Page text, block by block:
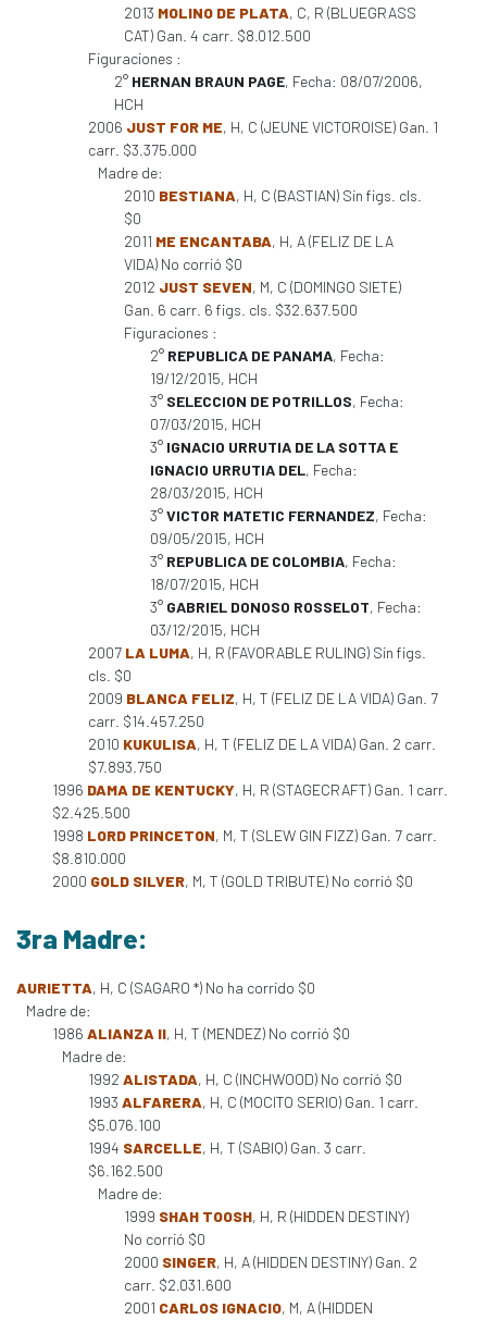
2013 MOLINO DE PLATA, C, R (BLUEGRASS
CAT) Gan. 4 carr. $8.012.500
Figuraciones :
2° HERNAN BRAUN PAGE, Fecha: 08/07/2006,
HCH
2006 JUST FOR ME, H, C (JEUNE VICTOROISE) Gan. 1
carr. $3.375.000
Madre de:
2010 BESTIANA, H, C (BASTIAN) Sin figs. cls.
$0
2011 ME ENCANTABA, H, A (FELIZ DE LA
VIDA) No corrió $0
2012 JUST SEVEN, M, C (DOMINGO SIETE)
Gan. 6 carr. 6 figs. cls. $32.637.500
Figuraciones :
2° REPUBLICA DE PANAMA, Fecha:
19/12/2015, HCH
3° SELECCION DE POTRILLOS, Fecha:
07/03/2015, HCH
3° IGNACIO URRUTIA DE LA SOTTA E
IGNACIO URRUTIA DEL, Fecha:
28/03/2015, HCH
3°VICTOR MATETIC FERNANDEZ, Fecha:
09/05/2015, HCH
3° REPUBLICA DE COLOMBIA, Fecha:
18/07/2015, HCH
3° GABRIEL DONOSO ROSSELOT, Fecha:
03/12/2015, HCH
2007 LA LUMA, H, R (FAVORABLE RULING) Sin figs.
cls. $0
2009 BLANCA FELIZ, H, T (FELIZ DE LA VIDA) Gan. 7
carr. $14.457.250
2010 KUKULISA, H, T (FELIZ DE LA VIDA) Gan. 2 carr.
$7.893.750
1996 DAMA DE KENTUCKY, H, R (STAGECRAFT) Gan. 1 carr.
$2.425.500
1998 LORD PRINCETON, M, T (SLEW GIN FIZZ) Gan. 7 carr.
$8.810.000
2000 GOLD SILVER, M, T (GOLD TRIBUTE) No corrió $0
3ra Madre:
AURIETTA, H, C (SAGARO *) No ha corrido $0
Madre de:
1986 ALIANZA II, H, T (MENDEZ) No corrió $0
Madre de:
1992 ALISTADA, H, C (INCHWOOD) No corrió $0
1993 ALFARERA, H, C (MOCITO SERIO) Gan. 1 carr.
$5.076.100
1994 SARCELLE, H, T (SABIQ) Gan. 3 carr.
$6.162.500
Madre de:
1999 SHAH TOOSH, H, R (HIDDEN DESTINY)
No corrió $0
2000 SINGER, H, A (HIDDEN DESTINY) Gan. 2
carr. $2.031.600
2001 CARLOS IGNACIO, M, A (HIDDEN